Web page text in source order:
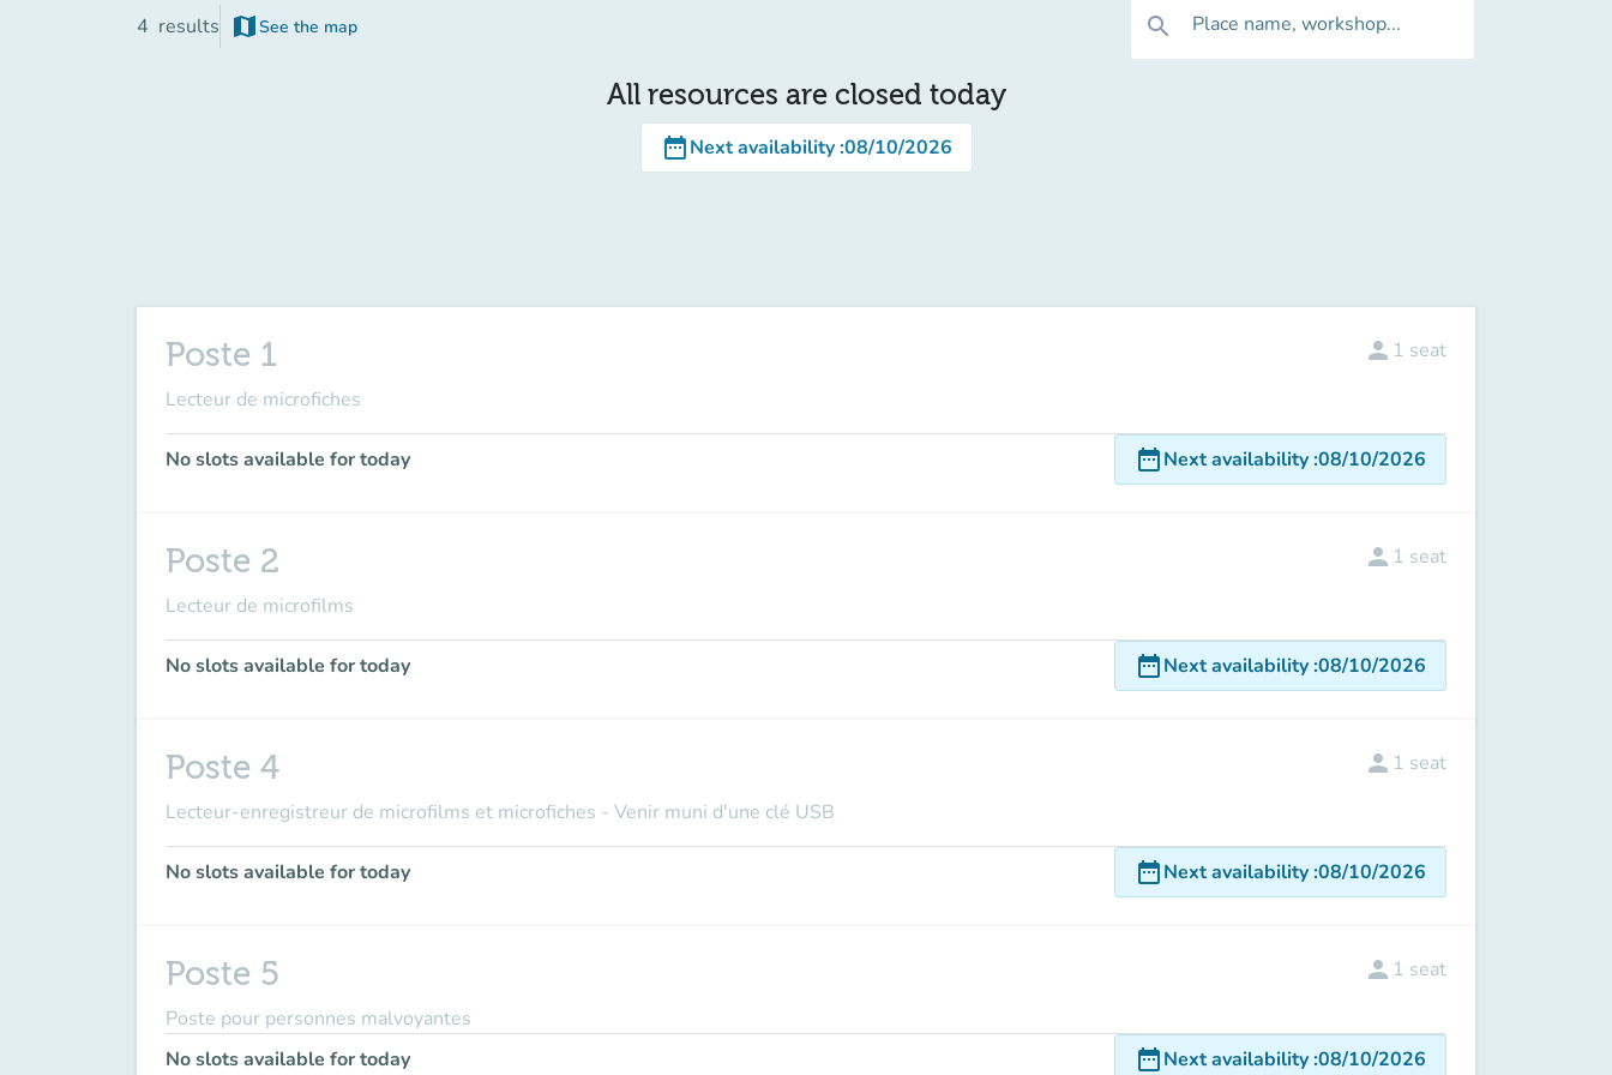
4 results map See the map
(new tab) search Place name, workshop...
All resources are closed today
date_rangeNext availability:08/10/2026
Poste 1
Lecteur de microfiches
person 1 seat
No slots available for today date_rangeNext availability:08/10/2026
Poste 2
Lecteur de microfilms
person 1 seat
No slots available for today date_rangeNext availability:08/10/2026
Poste 4
Lecteur-enregistreur de microfilms et microfiches - Venir muni d'une clé USB
person 1 seat
No slots available for today date_rangeNext availability:08/10/2026
Poste 5
Poste pour personnes malvoyantes
person 1 seat
No slots available for today date_rangeNext availability:08/10/2026